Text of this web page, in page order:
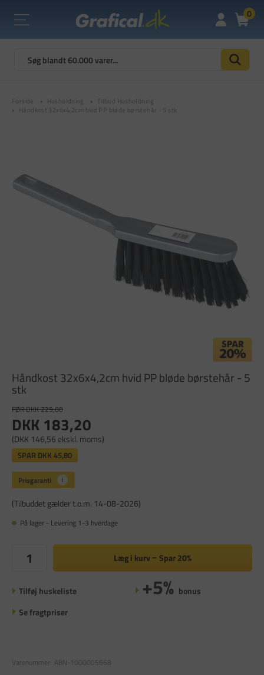
0
Forside Husholdning
Tilbud Husholdning
Håndkost 32x6x4,2cm hvid PP bløde børstehår - 5 stk
Håndkost 32x6x4,2cm hvid PP bløde børstehår - 5
stk
FØR DKK 229,00
DKK 183,20
(DKK 146,56 ekskl. moms)
SPAR DKK 45,80
(Tilbuddet gælder t.o.m. 14-08-2026)
På lager - Levering 1-3 hverdage
Læg i kurv Spar 20%
Tilføj huskeliste +5% bonus
Se fragtpriser
Varenummer: ABN-1000005668